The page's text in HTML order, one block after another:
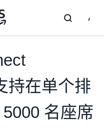
持在单个排
名座席